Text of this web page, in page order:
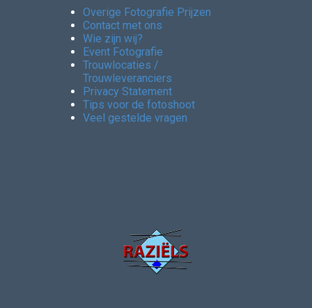
Overige Fotografie Prijzen
Contact met ons
Wie zijn wij?
Event Fotografie
Trouwlocaties /
Trouwleveranciers
Privacy Statement
Tips voor de fotoshoot
Veel gestelde vragen